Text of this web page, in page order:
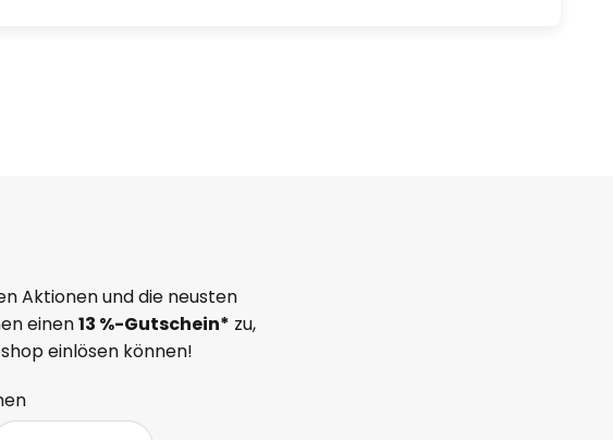
Aktionen und die neusten
einen13 %-Gutschein* zu,
einlösen können!